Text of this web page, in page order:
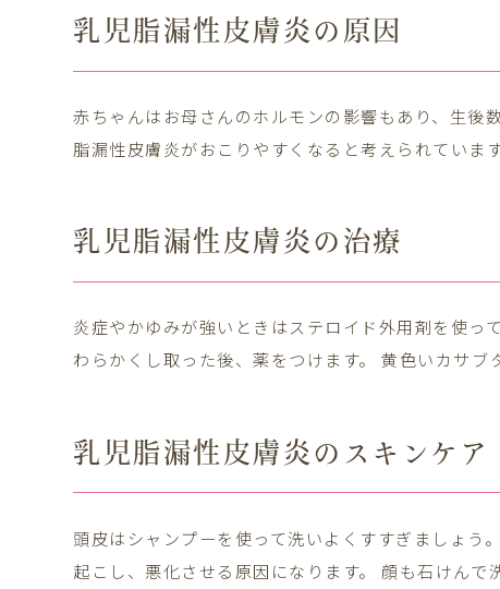
乳児脂漏性皮膚炎の原因
赤ちゃんはお母さんのホルモンの影響もあり、生後
脂漏性皮膚炎がおこりやすくなると考えられています
乳児脂漏性皮膚炎の治療
炎症やかゆみが強いときはステロイド外用剤を使っ
わらかくし取った後、薬をつけます。 黄色いカサ
乳児脂漏性皮膚炎のスキンケア
頭皮はシャンプーを使って洗いよくすすぎましょう
起こし、悪化させる原因になります。 顔も石けん